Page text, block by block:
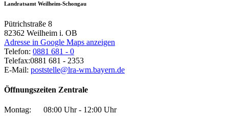
Landratsamt Weilheim-Schongau
Pütrichstraße 8
82362 Weilheim i. OB
Adresse in Google Maps anzeigen
Telefon: 0881 681 - 0
Telefax:0881 681 - 2353
E-Mail: poststelle@lra-wm.bayern.de
Öffnungszeiten Zentrale
Montag:
08:00 Uhr - 12:00 Uhr